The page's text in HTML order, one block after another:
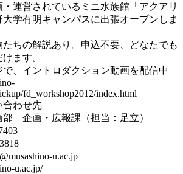
運営されているミニ水族館「アクアリ
学有明キャンパスに出張オープンしま
ちの解説あり。申込不要、どなたでも
ます。
、イントロダクション動画を配信中
fd_workshop2012/index.html
わせ先
企画・広報課（担当：足立）
u.ac.jp
u.ac.jp/